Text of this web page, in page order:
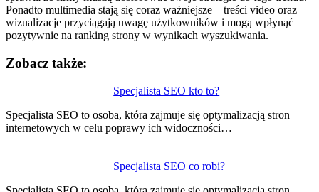
Ponadto multimedia stają się coraz ważniejsze – treści video oraz
wizualizacje przyciągają uwagę użytkowników i mogą wpłynąć
pozytywnie na ranking strony w wynikach wyszukiwania.
Zobacz także:
Specjalista SEO kto to?
Specjalista SEO to osoba, która zajmuje się optymalizacją stron
internetowych w celu poprawy ich widoczności…
Specjalista SEO co robi?
wpisu